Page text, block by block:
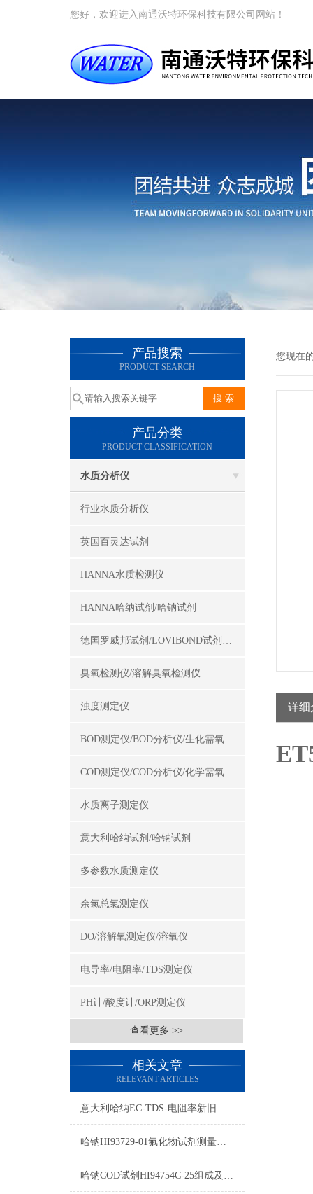
您好，欢迎进入南通沃特环保科技有限公司网站！
产品搜索
PRODUCT SEARCH
产品分类
PRODUCT CLASSIFICATION
水质分析仪
行业水质分析仪
英国百灵达试剂
HANNA水质检测仪
HANNA哈纳试剂/哈钠试剂
德国罗威邦试剂/LOVIBOND试剂/罗威邦试剂
臭氧检测仪/溶解臭氧检测仪
浊度测定仪
BOD测定仪/BOD分析仪/生化需氧量测定仪
COD测定仪/COD分析仪/化学需氧量测定仪
水质离子测定仪
意大利哈纳试剂/哈钠试剂
多参数水质测定仪
余氯总氯测定仪
DO/溶解氧测定仪/溶氧仪
电导率/电阻率/TDS测定仪
PH计/酸度计/ORP测定仪
查看更多 >>
相关文章
RELEVANT ARTICLES
意大利哈纳EC-TDS-电阻率新旧型号对照表2015
哈钠HI93729-01氟化物试剂测量原理/量程/操作方法
哈钠COD试剂HI94754C-25组成及测量范围
您现在
详细